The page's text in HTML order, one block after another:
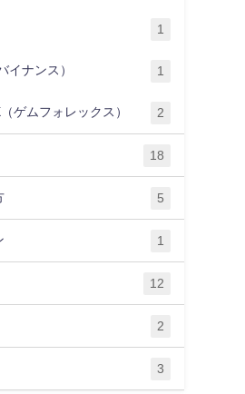
1
イナンス） 1
ゲムフォレックス） 2
18
5
1
12
2
3